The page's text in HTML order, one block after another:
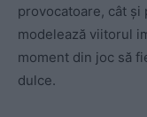
provocatoare, cât și
modelează viitorul
moment din joc să
dulce.